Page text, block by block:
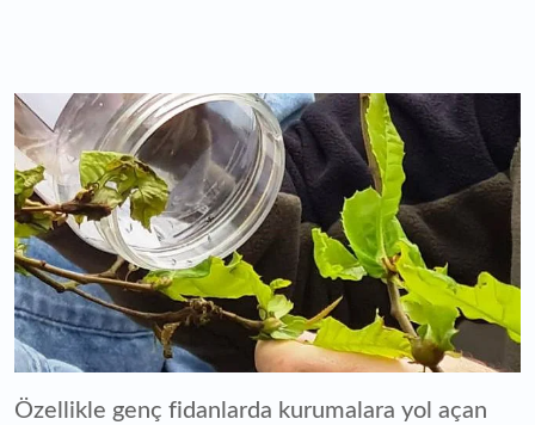
Özellikle genç fidanlarda kurumalara yol açan